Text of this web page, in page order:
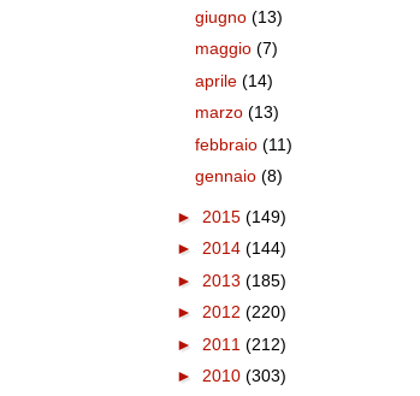
giugno(13)
maggio(7)
aprile(14)
marzo(13)
febbraio(11)
gennaio(8)
► 2015 (149)
► 2014 (144)
► 2013 (185)
► 2012 (220)
► 2011 (212)
► 2010 (303)